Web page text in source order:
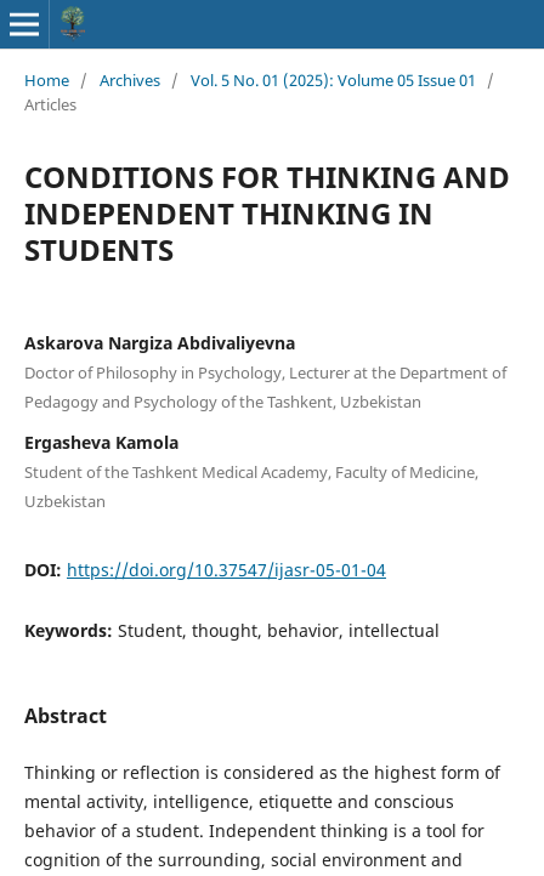
Home / Archives / Vol. 5 No. 01 (2025): Volume 05 Issue 01
/
Articles
CONDITIONS FOR THINKING AND
INDEPENDENT THINKING IN
STUDENTS
Askarova Nargiza Abdivaliyevna
Doctor of Philosophy in Psychology, Lecturer at the Department of
Pedagogy and Psychology of the Tashkent, Uzbekistan
Ergasheva Kamola
Student of the Tashkent Medical Academy, Faculty of Medicine,
Uzbekistan
DOI: https://doi.org/10.37547/ijasr-05-01-04
Keywords: Student, thought, behavior, intellectual
Abstract
Thinking or reflection is considered as the highest form of
mental activity, intelligence, etiquette and conscious
behavior of a student. Independent thinking is a tool for
cognition of the surrounding, social environment and